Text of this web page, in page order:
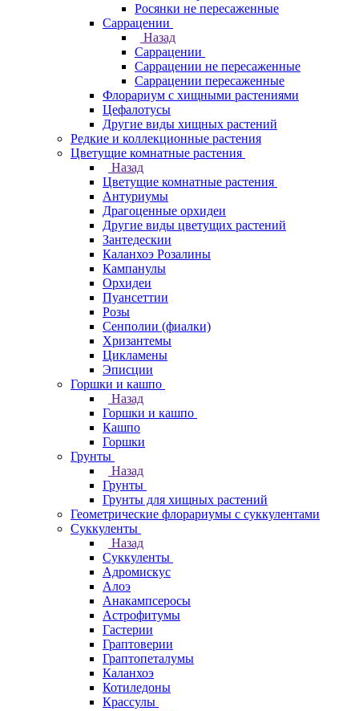
Росянки не пересаженные
Саррацении
Назад
Саррацении
Саррацении не пересаженные
Саррацении пересаженные
Флорариум с хищными растениями
Цефалотусы
Другие виды хищных растений
Редкие и коллекционные растения
Цветущие комнатные растения
Назад
Цветущие комнатные растения
Антуриумы
Драгоценные орхидеи
Другие виды цветущих растений
Зантедескии
Каланхоэ Розалины
Кампанулы
Орхидеи
Пуансеттии
Розы
Сенполии (фиалки)
Хризантемы
Цикламены
Эписции
Горшки и кашпо
Назад
Горшки и кашпо
Кашпо
Горшки
Грунты
Назад
Грунты
Грунты для хищных растений
Геометрические флорариумы с суккулентами
Суккуленты
Назад
Суккуленты
Адромискус
Алоэ
Анакампсеросы
Астрофитумы
Гастерии
Граптоверии
Граптопеталумы
Каланхоэ
Котиледоны
Крассулы